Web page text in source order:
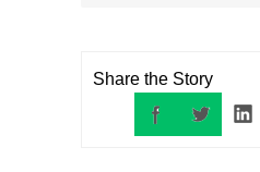
Share the Story